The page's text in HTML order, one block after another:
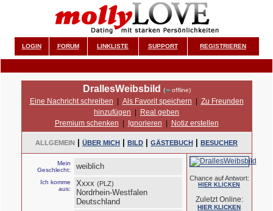
LOGIN FORUM LINKLISTE SUPPORT REGISTRIEREN
DrallesWeibsbild ( offline)
Eine Nachricht schreiben Als Favorit speichern
Zu Freunden
hinzufügen
Real geben
Premium schenken
Ignorieren Notiz erstellen
ALLGEMEIN ÜBER MICH BILD GÄSTEBUCH BESUCHER
Mein
Geschlecht:
weiblich
Ich komme
aus:
Xxxx (PLZ)
Nordrhein-Westfalen
Deutschland
Chance auf Antwort:
HIER KLICKEN
Zuletzt Online:
HIER KLICKEN